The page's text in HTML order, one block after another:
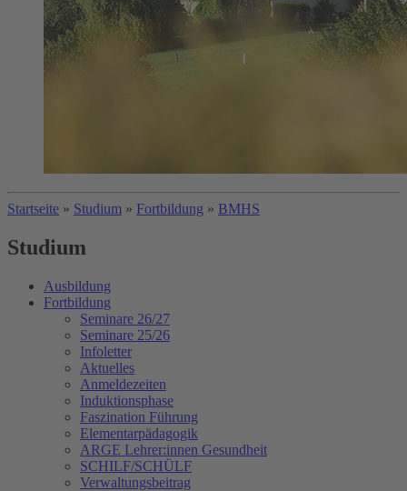
Startseite » Studium » Fortbildung » BMHS
Studium
Ausbildung
Fortbildung
Seminare 26/27
Seminare 25/26
Infoletter
Aktuelles
Anmeldezeiten
Induktionsphase
Faszination Führung
Elementarpädagogik
ARGE Lehrer:innen Gesundheit
SCHILF/SCHÜLF
Verwaltungsbeitrag